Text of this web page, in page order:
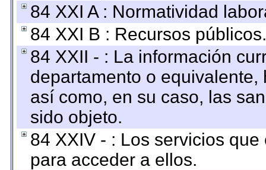
84 XXI A : Normatividad
84 XXI B : Recursos públicos.
84 XXII - : La información
departamento o
así como, en su caso, las
sido objeto.
84 XXIV - : Los servicios
para acceder a ellos.